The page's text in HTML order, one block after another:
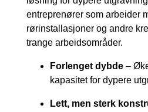
entreprenører som arbeider
rørinstallasjoner og andre
trange arbeidsområder.
Forlenget dybde –
kapasitet for dypere
Lett, men sterk